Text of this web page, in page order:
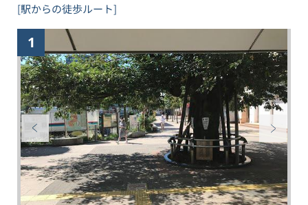
[駅からの徒歩ルート]
1